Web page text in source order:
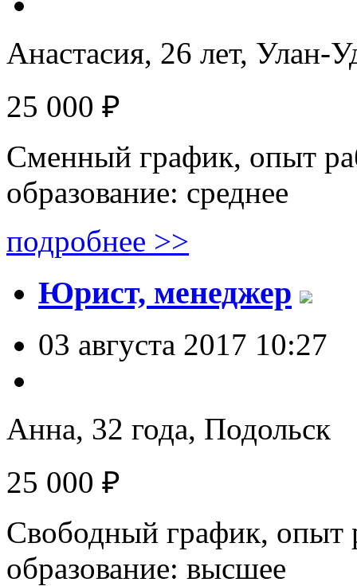
Анастасия, 26 лет, Улан-
25 000 ₽
Сменный график, опыт
образование: среднее
подробнее >>
Юрист, менеджер
03 августа 2017 10:27
Анна, 32 года, Подольск
25 000 ₽
Свободный график, опыт
образование: высшее